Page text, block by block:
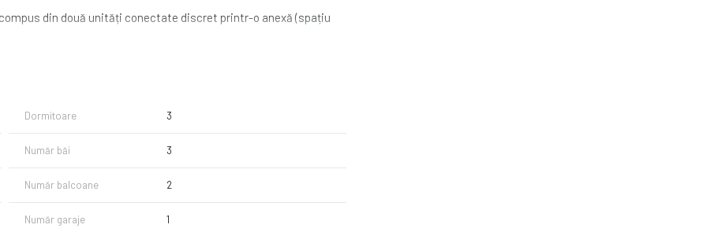
din două unități conectate discret printr-o anexă (spațiu
și dressing
și sistem de irigații și piscină individuală.
Dormitoare 3
Număr băi 3
Număr balcoane 2
Număr garaje 1